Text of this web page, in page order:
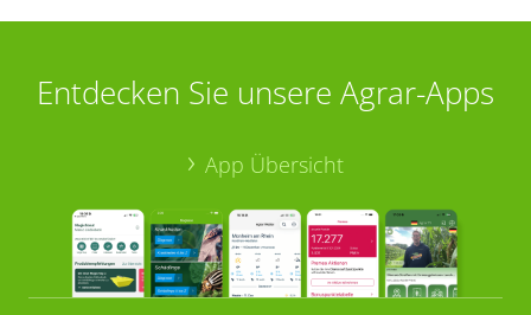
Entdecken Sie unsere Agrar-Apps
App Übersicht